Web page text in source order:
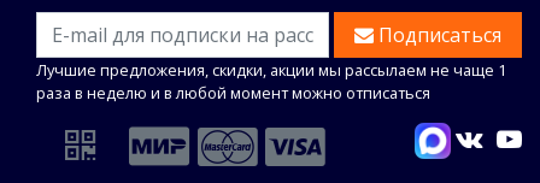
Подписаться
Лучшие предложения, скидки, акции мы рассылаем не чаще 1
раза в неделю и в любой момент можно отписаться